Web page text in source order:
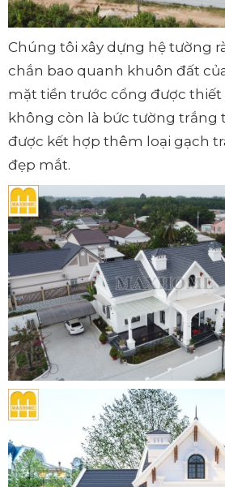
Chúng tôi xây dựng hệ tường
chắn bao quanh khuôn đất
mặt tiền trước cổng được thiết
không còn là bức tường trắng
được kết hợp thêm loại gạch
đẹp mắt.